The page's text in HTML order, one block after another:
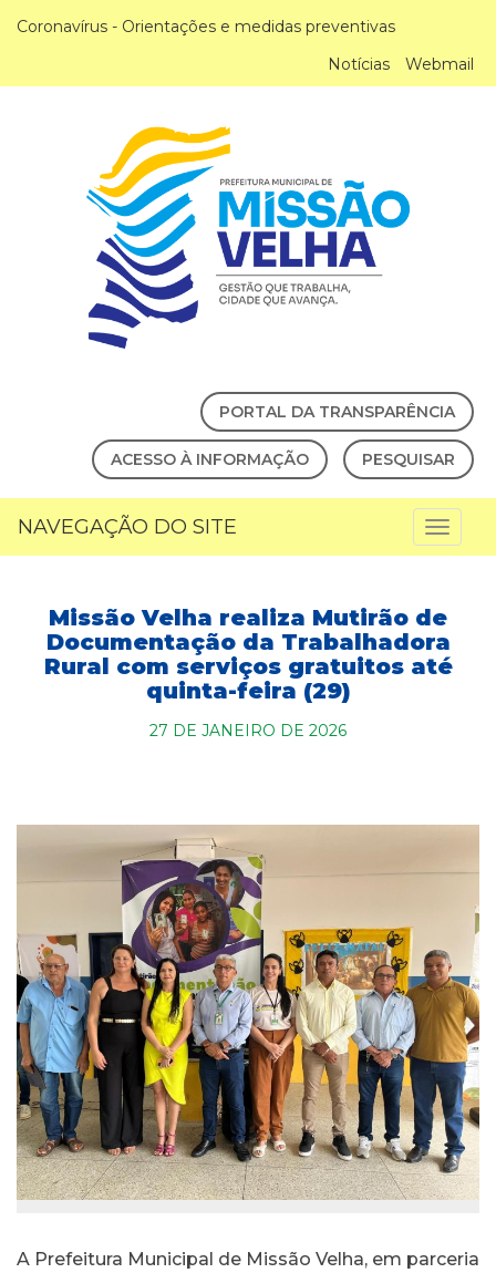
Coronavírus - Orientações e medidas preventivas
Notícias
Webmail
PORTAL DA TRANSPARÊNCIA
ACESSO À INFORMAÇÃO PESQUISAR
NAVEGAÇÃO DO SITE
Missão Velha realiza Mutirão de
Documentação da Trabalhadora
Rural com serviços gratuitos até
quinta-feira (29)
27 DE JANEIRO DE 2026
A Prefeitura Municipal de Missão Velha, em parceria